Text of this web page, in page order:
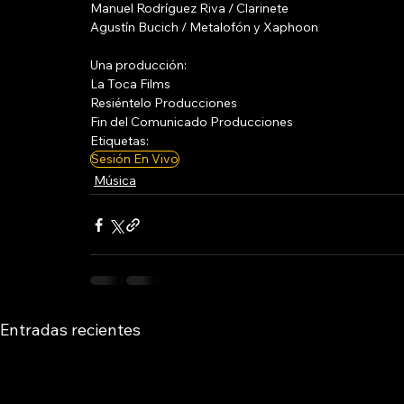
Manuel Rodríguez Riva / Clarinete
Agustín Bucich / Metalofón y Xaphoon
Una producción:
La Toca Films
Resiéntelo Producciones
Fin del Comunicado Producciones
Etiquetas:
Sesión En Vivo
Música
Entradas recientes